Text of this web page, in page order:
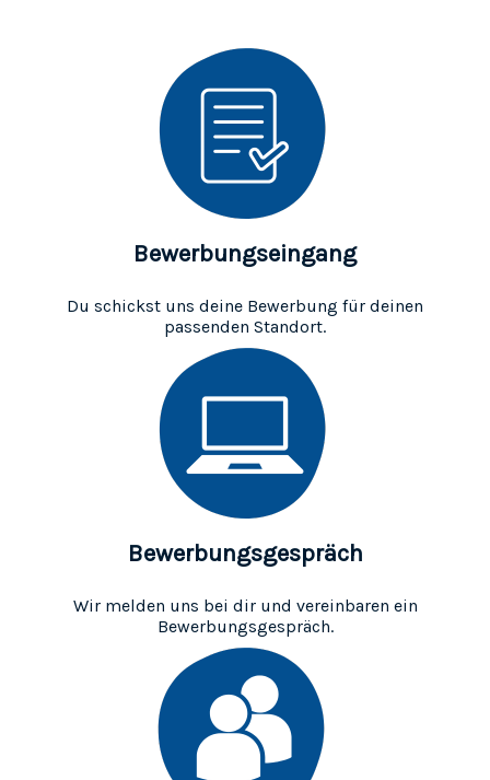
Bewerbungseingang
Du schickst uns deine Bewerbung für deinen
passenden Standort.
Bewerbungsgespräch
Wir melden uns bei dir und vereinbaren ein
Bewerbungsgespräch.